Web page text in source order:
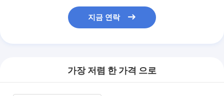
지금 연락
가장 저렴 한 가격 으로